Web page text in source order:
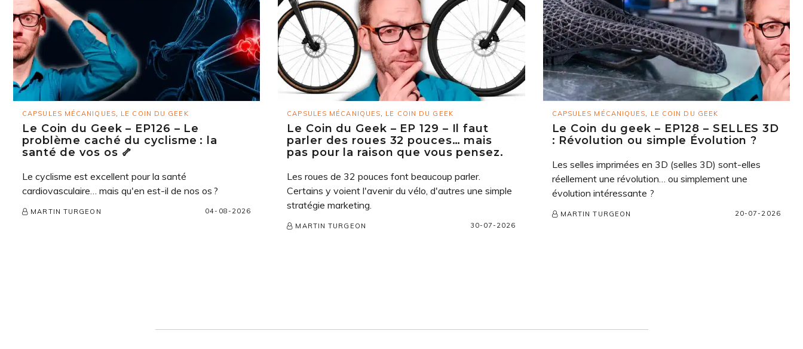
CAPSULES MÉCANIQUES LE COIN DU GEEK
Le Coin du Geek – EP126 – Le
problème caché du cyclisme : la
santé de vos os 🦴
Le cyclisme est excellent pour la santé
cardiovasculaire… mais qu'en est-il de nos os ?
MARTIN TURGEON 04-08-2026
CAPSULES MÉCANIQUES LE COIN DU GEEK
Le Coin du Geek – EP 129 – Il faut
parler des roues 32 pouces… mais
pas pour la raison que vous pensez.
Les roues de 32 pouces font beaucoup parler.
Certains y voient l'avenir du vélo, d'autres une simple
stratégie marketing.
MARTIN TURGEON 30-07-2026
CAPSULES MÉCANIQUES LE COIN DU GEEK
Le Coin du geek – EP128 – SELLES 3D
: Révolution ou simple Évolution ?
Les selles imprimées en 3D (selles 3D) sont-elles
réellement une révolution… ou simplement une
évolution intéressante ?
MARTIN TURGEON 20-07-2026